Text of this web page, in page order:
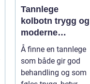
Tannlege
kolbotn trygg og
moderne
tannbehandling
nær deg
Å finne en tannlege
som både gir god
behandling og som